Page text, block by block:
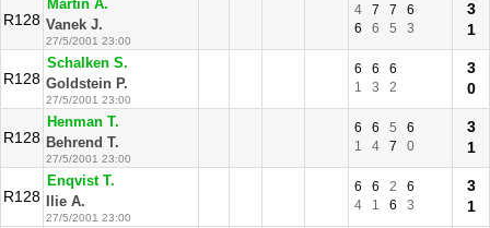
R128
Martin A.
Vanek J.
27/5/2001 23:00
4 7 7
6
6
6 5 3
3
1
R128
Schalken S.
Goldstein P.
27/5/2001 23:00
6 6
6
1
3 2
3
0
R128
Henman T.
Behrend T.
27/5/2001 23:00
6 6 5
6
1
4 7 0
3
1
R128
Enqvist T.
Ilie A.
27/5/2001 23:00
6 6 2
6
4
1 6 3
3
1